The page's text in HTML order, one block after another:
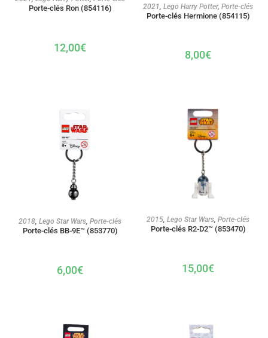
Porte-clés Ron (854116)
12,00€
AJOUTER AU PANIER
2021 Lego Harry Potter, Porte-clés
Porte-clés Hermione (854115)
8,00€
AJOUTER AU PANIER
2018, Lego Star Wars, Porte-clés
Porte-clés BB-9E™ (853770)
6,00€
AJOUTER AU PANIER
2015, Lego Star Wars, Porte-clés
Porte-clés R2-D2™ (853470)
15,00€